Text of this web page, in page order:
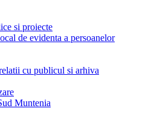
si proiecte
de evidenta a persoanelor
cu publicul si arhiva
Muntenia